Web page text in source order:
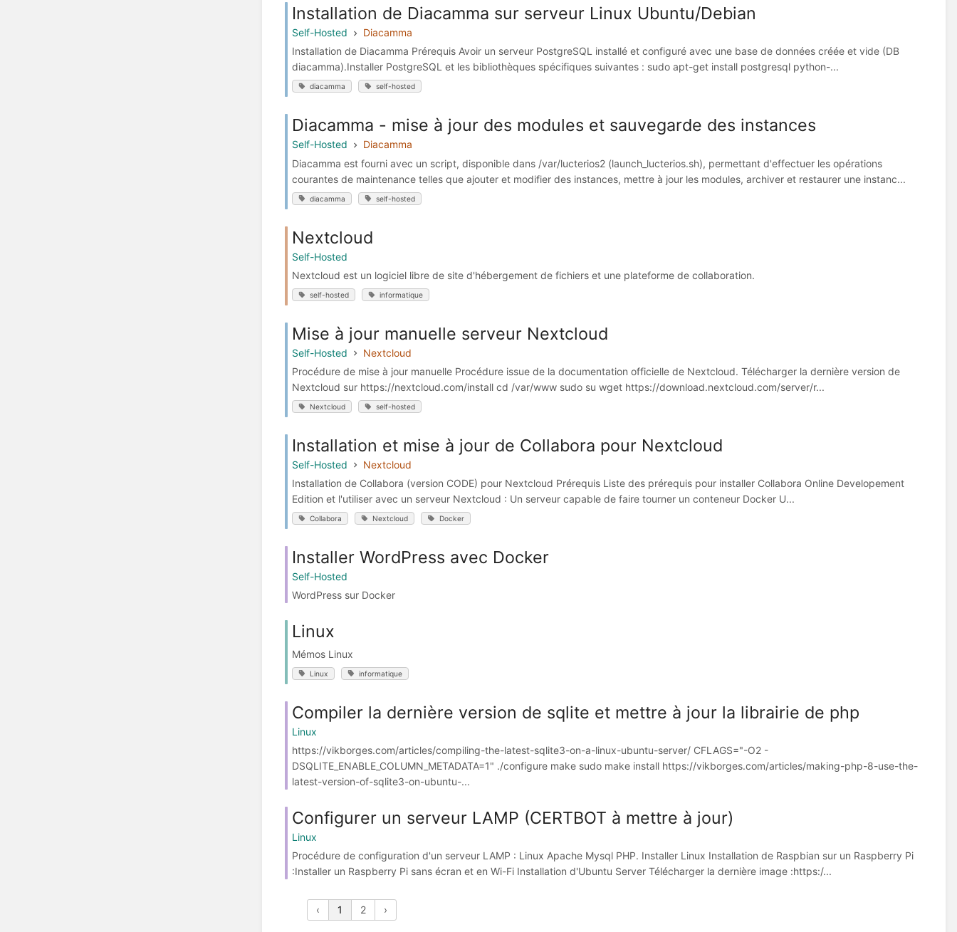
Installation de Diacamma sur serveur Linux Ubuntu/Debian
Self-Hosted
Diacamma
Installation de Diacamma Prérequis Avoir un serveur PostgreSQL installé et configuré avec une base de données créée et vide (DB
diacamma).Installer PostgreSQL et les bibliothèques spécifiques suivantes : sudo apt-get install postgresql python-...
diacamma self-hosted
Diacamma - mise à jour des modules et sauvegarde des instances
Self-Hosted
Diacamma
Diacamma est fourni avec un script, disponible dans /var/lucterios2 (launch_lucterios.sh), permettant d'effectuer les opérations
courantes de maintenance telles que ajouter et modifier des instances, mettre à jour les modules, archiver et restaurer une instanc...
diacamma self-hosted
Nextcloud
Self-Hosted
Nextcloud est un logiciel libre de site d'hébergement de fichiers et une plateforme de collaboration.
self-hosted informatique
Mise à jour manuelle serveur Nextcloud
Self-Hosted
Nextcloud
Procédure de mise à jour manuelle Procédure issue de la documentation officielle de Nextcloud. Télécharger la dernière version de
Nextcloud sur https://nextcloud.com/install cd /var/www sudo su wget https://download.nextcloud.com/server/r...
Nextcloud self-hosted
Installation et mise à jour de Collabora pour Nextcloud
Self-Hosted
Nextcloud
Installation de Collabora (version CODE) pour Nextcloud Prérequis Liste des prérequis pour installer Collabora Online Developement
Edition et l'utiliser avec un serveur Nextcloud : Un serveur capable de faire tourner un conteneur Docker U...
Collabora Nextcloud Docker
Installer WordPress avec Docker
Self-Hosted
WordPress sur Docker
Linux
Mémos Linux
Linux informatique
Compiler la dernière version de sqlite et mettre à jour la librairie de php
Linux
https://vikborges.com/articles/compiling-the-latest-sqlite3-on-a-linux-ubuntu-server/ CFLAGS="-O2 -
DSQLITE_ENABLE_COLUMN_METADATA=1" ./configure make sudo make install https://vikborges.com/articles/making-php-8-use-the-
latest-version-of-sqlite3-on-ubuntu-...
Configurer un serveur LAMP (CERTBOT à mettre à jour)
Linux
Procédure de configuration d'un serveur LAMP : Linux Apache Mysql PHP. Installer Linux Installation de Raspbian sur un Raspberry Pi
:Installer un Raspberry Pi sans écran et en Wi-Fi Installation d'Ubuntu Server Télécharger la dernière image :https:/...
‹ 1 2 ›